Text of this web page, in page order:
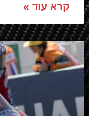
קרא עוד »